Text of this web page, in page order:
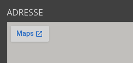
ADRESSE